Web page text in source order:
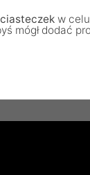
tarcie i
z kapsułką
łożysko
ciasteczek w
mógł dodać